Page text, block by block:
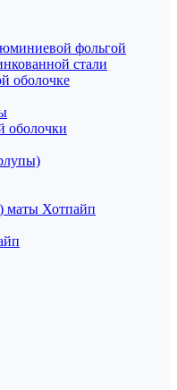
фольгой
стали
оболочке
оболочки
маты Хотпайп